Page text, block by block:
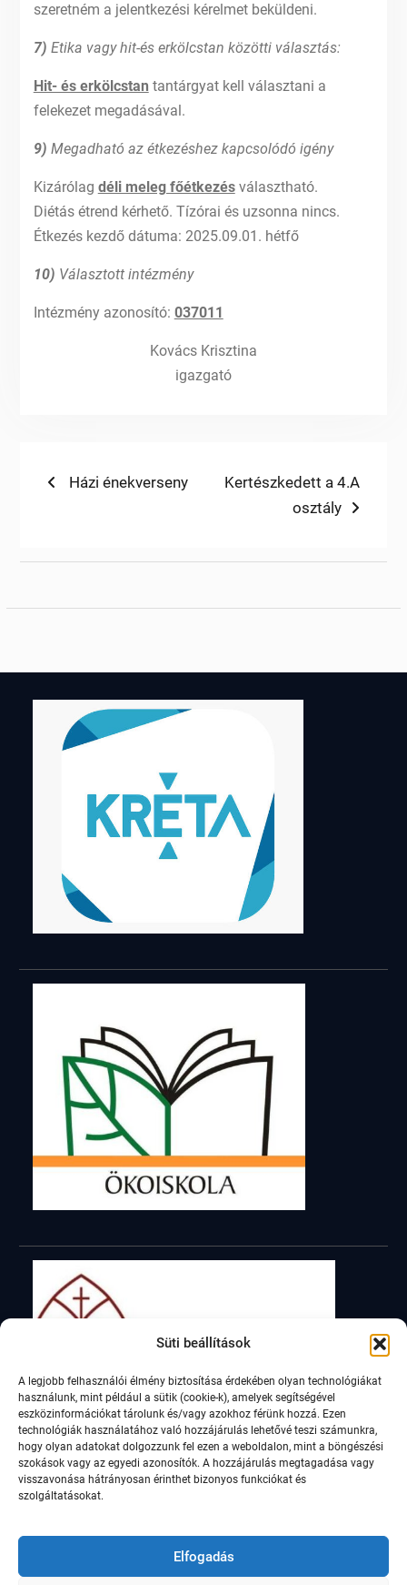
Süti beállítások
A legjobb felhasználói élmény biztosítása érdekében olyan technológiákat
használunk, mint például a sütik (cookie-k), amelyek segítségével
eszközinformációkat tárolunk és/vagy azokhoz férünk hozzá. Ezen
technológiák használatához való hozzájárulás lehetővé teszi számunkra,
hogy olyan adatokat dolgozzunk fel ezen a weboldalon, mint a böngészési
szokások vagy az egyedi azonosítók. A hozzájárulás megtagadása vagy
visszavonása hátrányosan érinthet bizonyos funkciókat és
szolgáltatásokat.
Elfogadás
szeretném a jelentkezési kérelmet beküldeni.
7) Etika vagy hit-és erkölcstan közötti választás:
Hit- és erkölcstan tantárgyat kell választani a
felekezet megadásával.
9) Megadható az étkezéshez kapcsolódó igény
Kizárólag déli meleg főétkezésválasztható.
Diétás étrend kérhető. Tízórai és uzsonna nincs.
Étkezés kezdő dátuma: 2025.09.01. hétfő
10) Választott intézmény
Intézmény azonosító: 037011
Kovács Krisztina
igazgató
Bejegyzés
Previous
Házi énekverseny
Next
Kertészkedett a 4.A
osztály